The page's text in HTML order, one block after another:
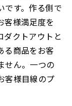
です。作る側で
客様満足度を
クトアウトと
る商品をお客
せん。一つの
客様目線のプ